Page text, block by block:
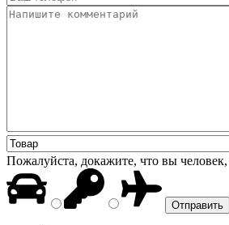
Пожалуйста, докажите, что вы